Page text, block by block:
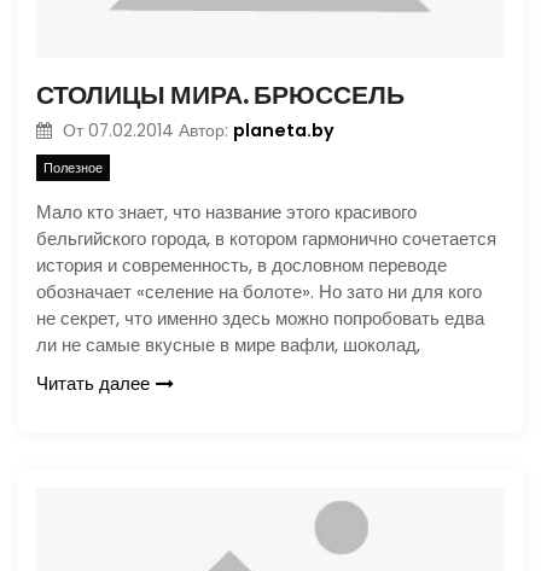
СТОЛИЦЫ МИРА. БРЮССЕЛЬ
От 07.02.2014 Автор: planeta.by
Полезное
Мало кто знает, что название этого красивого
бельгийского города, в котором гармонично сочетается
история и современность, в дословном переводе
обозначает «селение на болоте». Но зато ни для кого
не секрет, что именно здесь можно попробовать едва
ли не самые вкусные в мире вафли, шоколад,
Читать далее